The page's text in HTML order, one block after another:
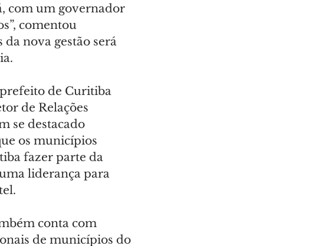
com um governador
comentou
nova gestão será
de Curitiba
de Relações
se destacado
os municípios
fazer parte da
liderança para
conta com
de municípios do